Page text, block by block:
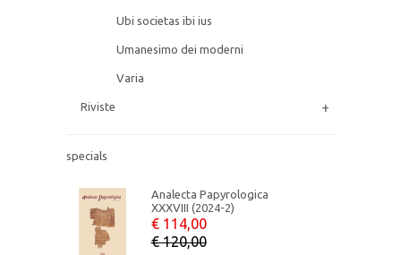
Ubi societas ibi ius
Umanesimo dei moderni
Varia
+
Riviste
specials
Analecta Papyrologica
€ 114,00
Analecta Papyrologica
XXXVIII (2024-2)
€ 114,00
€ 120,00